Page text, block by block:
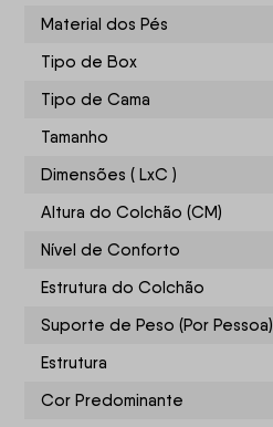
Material dos Pés
Tipo de Box
Tipo de Cama
Tamanho
Dimensões ( LxC )
Altura do Colchão (CM)
Nível de Conforto
Estrutura do Colchão
Suporte de Peso (Por Pessoa)
Estrutura
Cor Predominante